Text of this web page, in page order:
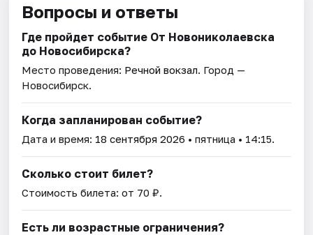
Вопросы и ответы
Где пройдет событие От Новониколаевска
до Новосибирска?
Место проведения: Речной вокзал. Город —
Новосибирск.
Когда запланирован событие?
Дата и время: 18 сентября 2026 • пятница • 14:15.
Сколько стоит билет?
Стоимость билета: от 70 ₽.
Есть ли возрастные ограничения?